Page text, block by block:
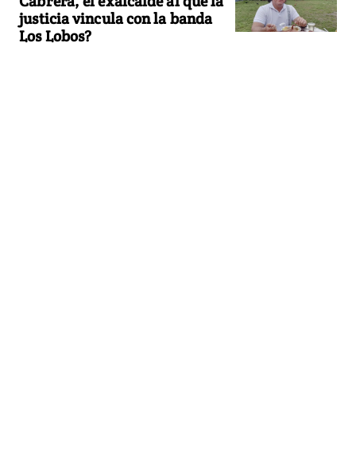
justicia vincula con la banda
Los Lobos?